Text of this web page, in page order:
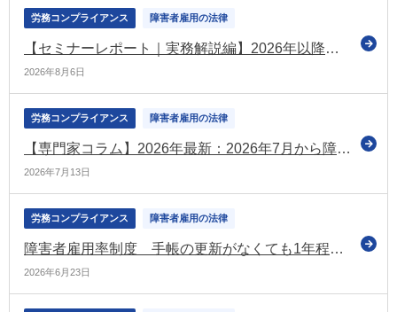
労務コンプライアンス 障害者雇用の法律
【セミナーレポート｜実務解説編】2026年以降の障害者雇用実務のポイント
2026年8月6日
労務コンプライアンス 障害者雇用の法律
【専門家コラム】2026年最新：2026年7月から障害者法定雇用率が2.7%へ引き上げに。対象企業の拡大と今から取るべき実務対応を徹底解説
2026年7月13日
労務コンプライアンス 障害者雇用の法律
障害者雇用率制度 手帳の更新がなくても1年程度は算定対象とする方向性を示す（労政審の障害者雇用分科会）
2026年6月23日